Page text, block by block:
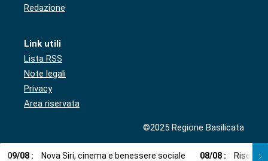
Redazione
Link utili
Lista RSS
Note legali
Privacy
Area riservata
©2025 Regione Basilicata
09/08 : Nova Siri, cinema e benessere sociale 08/08 : Risorse